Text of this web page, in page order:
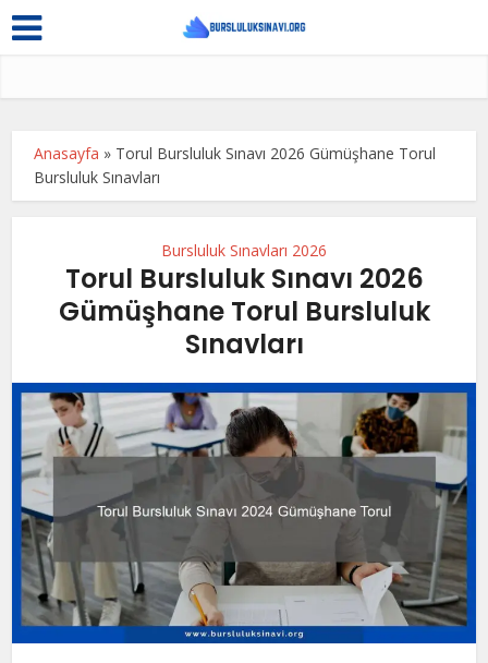
Anasayfa » Torul Bursluluk Sınavı 2026 Gümüşhane Torul
Bursluluk Sınavları
Bursluluk Sınavları 2026
Torul Bursluluk Sınavı 2026
Gümüşhane Torul Bursluluk
Sınavları